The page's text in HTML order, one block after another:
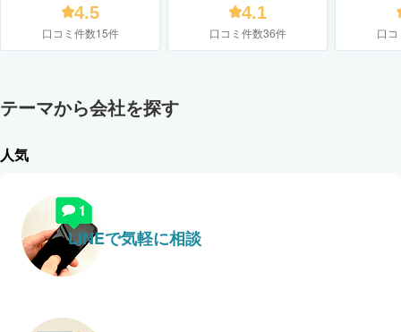
4.5
口コミ件数15件
4.1
口コミ件数36件 口
テーマから会社を探す
人気
LINEで気軽に相談